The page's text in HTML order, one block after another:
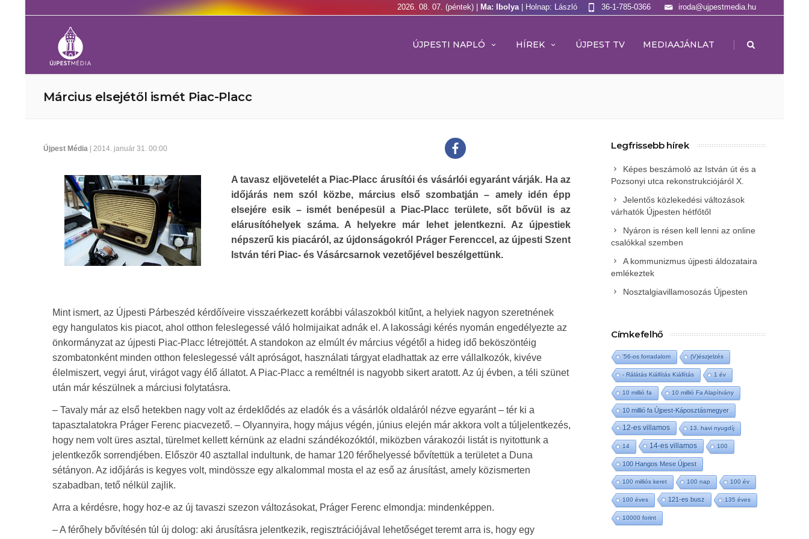
2026. 08. 07. (péntek) | Ma: Ibolya | Holnap: László iroda@ujpestmedia.hu
36-1-785-0366
ÚJPESTI NAPLÓ HÍREK ÚJPEST TV MEDIAAJÁNLAT |
Március elsejétől ismét Piac-Placc
Újpest Média | 2014. január 31. 00:00
A tavasz eljövetelét a Piac-Placc árusítói és vásárlói egyaránt várják. Ha az
időjárás nem szól közbe, március első szombatján – amely idén épp
elsejére esik – ismét benépesül a Piac-Placc területe, sőt bővül is az
elárusítóhelyek száma. A helyekre már lehet jelentkezni. Az újpestiek
népszerű kis piacáról, az újdonságokról Práger Ferenccel, az újpesti Szent
István téri Piac- és Vásárcsarnok vezetőjével beszélgettünk.
Mint ismert, az Újpesti Párbeszéd kérdőíveire visszaérkezett korábbi válaszokból kitűnt, a helyiek nagyon szeretnének
egy hangulatos kis piacot, ahol otthon feleslegessé váló holmijaikat adnák el. A lakossági kérés nyomán engedélyezte az
önkormányzat az újpesti Piac-Placc létrejöttét. A standokon az elmúlt év március végétől a hideg idő beköszöntéig
szombatonként minden otthon feleslegessé vált apróságot, használati tárgyat eladhattak az erre vállalkozók, kivéve
élelmiszert, vegyi árut, virágot vagy élő állatot. A Piac-Placc a reméltnél is nagyobb sikert aratott. Az új évben, a téli szünet
után már készülnek a márciusi folytatásra.
– Tavaly már az első hetekben nagy volt az érdeklődés az eladók és a vásárlók oldaláról nézve egyaránt – tér ki a
tapasztalatokra Práger Ferenc piacvezető. – Olyannyira, hogy május végén, június elején már akkora volt a túljelentkezés,
hogy nem volt üres asztal, türelmet kellett kérnünk az eladni szándékozóktól, miközben várakozói listát is nyitottunk a
jelentkezők sorrendjében. Először 40 asztallal indultunk, de hamar 120 férőhelyessé bővítettük a területet a Duna
sétányon. Az időjárás is kegyes volt, mindössze egy alkalommal mosta el az eső az árusítást, amely közismerten
szabadban, tető nélkül zajlik.
Arra a kérdésre, hogy hoz-e az új tavaszi szezon változásokat, Práger Ferenc elmondja: mindenképpen.
– A férőhely bővítésén túl új dolog: aki árusításra jelentkezik, regisztrációjával lehetőséget teremt arra is, hogy egy
Legfrissebb hírek
Képes beszámoló az István út és a
Pozsonyi utca rekonstrukciójáról X.
Jelentős közlekedési változások
várhatók Újpesten hétfőtől
Nyáron is résen kell lenni az online
csalókkal szemben
A kommunizmus újpesti áldozataira
emlékeztek
Nosztalgiavillamosozás Újpesten
Címkefelhő
'56-os forradalom (V)észjelzés
- Rálátás Kiállítás Kiállítás 1 év
10 millió fa 10 millió Fa Alapítvány
10 millió fa Újpest-Káposztásmegyer
12-es villamos 13. havi nyugdíj
14 14-es villamos 100
100 Hangos Mese Újpest
100 milliós keret 100 nap 100 év
100 éves 121-es busz 135 éves
10000 forint